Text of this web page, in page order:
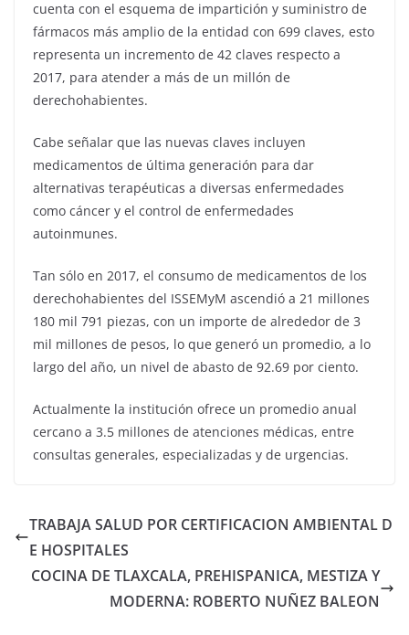
cuenta con el esquema de impartición y suministro de
fármacos más amplio de la entidad con 699 claves, esto
representa un incremento de 42 claves respecto a
2017, para atender a más de un millón de
derechohabientes.
Cabe señalar que las nuevas claves incluyen
medicamentos de última generación para dar
alternativas terapéuticas a diversas enfermedades
como cáncer y el control de enfermedades
autoinmunes.
Tan sólo en 2017, el consumo de medicamentos de los
derechohabientes del ISSEMyM ascendió a 21 millones
180 mil 791 piezas, con un importe de alrededor de 3
mil millones de pesos, lo que generó un promedio, a lo
largo del año, un nivel de abasto de 92.69 por ciento.
Actualmente la institución ofrece un promedio anual
cercano a 3.5 millones de atenciones médicas, entre
consultas generales, especializadas y de urgencias.
TRABAJA SALUD POR CERTIFICACION AMBIENTAL D
E HOSPITALES
COCINA DE TLAXCALA, PREHISPANICA, MESTIZA Y
MODERNA: ROBERTO NUÑEZ BALEON